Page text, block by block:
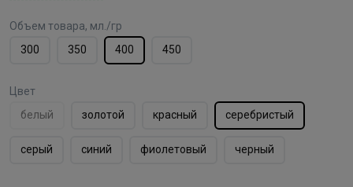
Объем товара, мл./гр
300
350 400 450
Цвет
белый
золотой красный серебристый
серый синий фиолетовый черный